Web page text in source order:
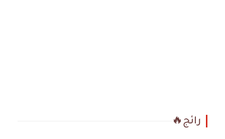
رائج🔥